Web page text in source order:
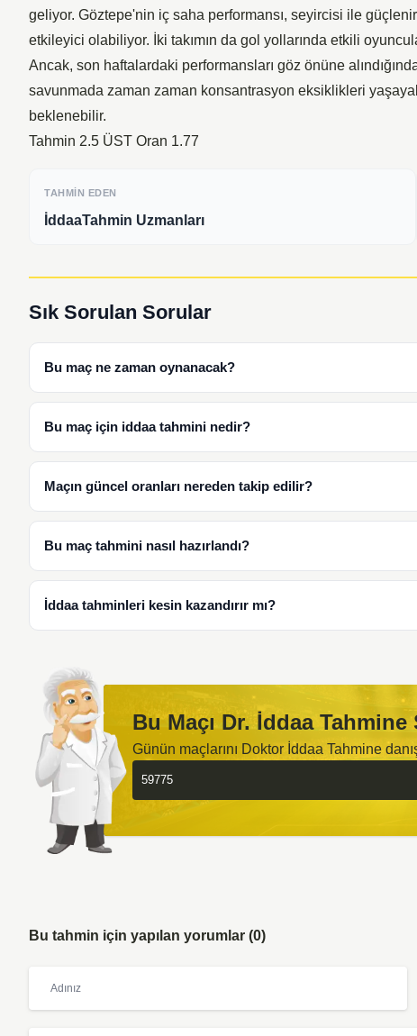
geliyor. Göztepe'nin iç saha performansı, seyircisi ile
etkileyici olabiliyor. İki takımın da gol yollarında etkili
Ancak, son haftalardaki performansları göz önüne
savunmada zaman zaman konsantrasyon eksiklikleri
beklenebilir.
Tahmin 2.5 ÜST Oran 1.77
TAHMIN EDEN
İddaaTahmin Uzmanları
Sık Sorulan Sorular
Bu maç ne zaman oynanacak?
Bu maç için iddaa tahmini nedir?
Maçın güncel oranları nereden takip edilir?
Bu maç tahmini nasıl hazırlandı?
İddaa tahminleri kesin kazandırır mı?
Bu Maçı Dr. İddaa
Günün maçlarını Doktor İddaa Tahmine
Bu tahmin için yapılan yorumlar (0)